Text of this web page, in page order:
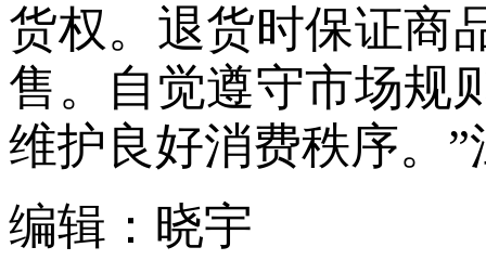
货权。退货时保证商
售。自觉遵守市场规
维护良好消费秩序。
编辑：晓宇